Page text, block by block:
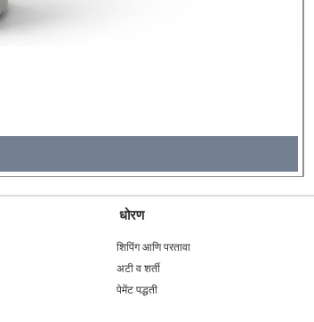
धोरण
शिपिंग आणि परतावा
अटी व शर्ती
पेमेंट पद्धती